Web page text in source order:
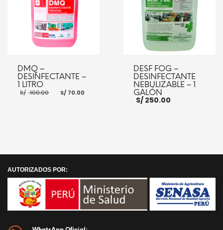
DMQ –
DESINFECTANTE –
1 LITRO
S/ 100.00 El
precio
S/ 70.00
DESF FOG –
DESINFECTANTE
NEBULIZABLE – 1
GALÓN
S/250.00
AUTORIZADOS POR: